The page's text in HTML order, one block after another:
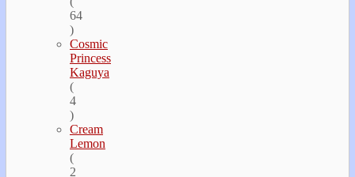
64
)
Cosmic
Princess
Kaguya
(
4
)
Cream
Lemon
(
2